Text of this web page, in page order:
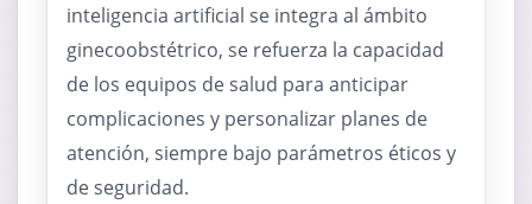
inteligencia artificial se integra al ámbito
ginecoobstétrico, se refuerza la capacidad
de los equipos de salud para anticipar
complicaciones y personalizar planes de
atención, siempre bajo parámetros éticos y
de seguridad.